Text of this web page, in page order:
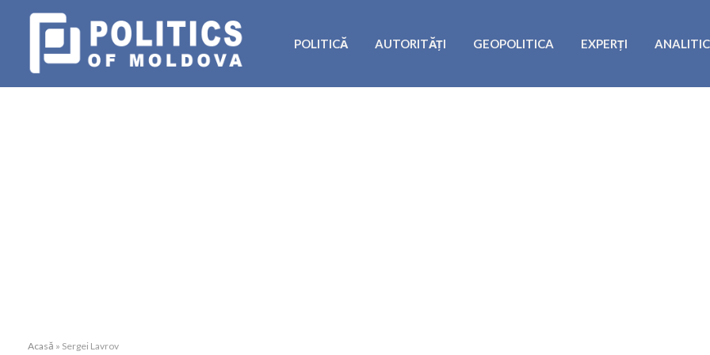
POLITICĂ AUTORITĂȚI GEOPOLITICA EXPERȚI
Acasă » Sergei Lavrov